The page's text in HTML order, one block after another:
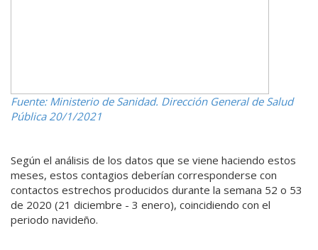
Fuente: Ministerio de Sanidad. Dirección General de Salud
Pública 20/1/2021
Según el análisis de los datos que se viene haciendo estos
meses, estos contagios deberían corresponderse con
contactos estrechos producidos durante la semana 52 o 53
de 2020 (21 diciembre - 3 enero), coincidiendo con el
periodo navideño.